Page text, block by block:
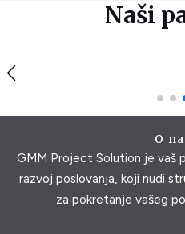
Naši
O
GMM Project Solution je vaš
razvoj poslovanja, koji nudi
za pokretanje vašeg